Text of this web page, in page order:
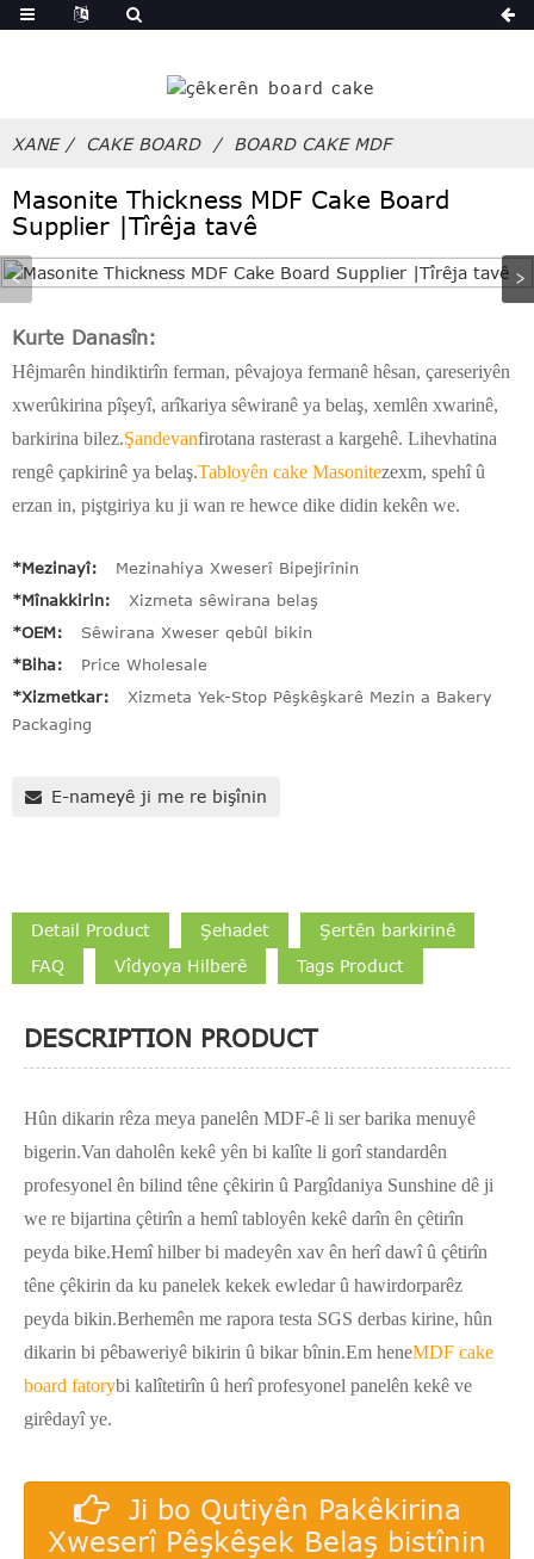
XANE CAKE BOARD BOARD CAKE MDF
Masonite Thickness MDF Cake Board
Supplier |Tîrêja tavê
Kurte Danasîn:
Hêjmarên hindiktirîn ferman, pêvajoya fermanê hêsan, çareseriyên
xwerûkirina pîşeyî, arîkariya sêwiranê ya belaş, xemlên xwarinê,
barkirina bilez.Şandevanfirotana rasterast a kargehê. Lihevhatina
rengê çapkirinê ya belaş.Tabloyên cake Masonitezexm, spehî û
erzan in, piştgiriya ku ji wan re hewce dike didin kekên we.
*Mezinayî:
Mezinahiya Xweserî Bipejirînin
*Mînakkirin:
Xizmeta sêwirana belaş
*OEM:
Sêwirana Xweser qebûl bikin
*Biha:
Price Wholesale
*Xizmetkar:
Xizmeta Yek-Stop Pêşkêşkarê Mezin a Bakery
Packaging
E-nameyê ji me re bişînin
Detail Product Şehadet
Şertên barkirinê
FAQ
Vîdyoya Hilberê Tags Product
DESCRIPTION PRODUCT
Hûn dikarin rêza meya panelên MDF-ê li ser barika menuyê
bigerin.Van daholên kekê yên bi kalîte li gorî standardên
profesyonel ên bilind têne çêkirin û Pargîdaniya Sunshine dê ji
we re bijartina çêtirîn a hemî tabloyên kekê darîn ên çêtirîn
peyda bike.Hemî hilber bi madeyên xav ên herî dawî û çêtirîn
têne çêkirin da ku panelek kekek ewledar û hawirdorparêz
peyda bikin.Berhemên me rapora testa SGS derbas kirine, hûn
dikarin bi pêbaweriyê bikirin û bikar bînin.Em heneMDF cake
board fatorybi kalîtetirîn û herî profesyonel panelên kekê ve
girêdayî ye.
Ji bo Qutiyên Pakêkirina
Xweserî Pêşkêşek Belaş bistînin